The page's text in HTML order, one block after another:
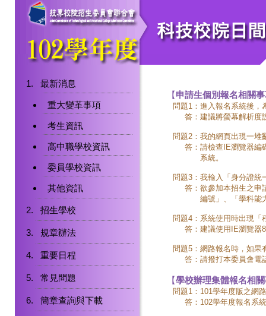
最新消息
重大變革事項
考生資訊
高中職學校資訊
委員學校資訊
其他資訊
招生學校
規章辦法
重要日程
常見問題
簡章查詢與下載
【申請生個別報名相關
問題1： 進入報名系統後，
答： 建議將螢幕解析度
問題2： 我的網頁出現一堆
答： 請檢查IE瀏覽器
系統。
問題3： 我輸入「身分證統
答： 欲參加本招生之申
編號」、「學科能
問題4： 系統使用時出現「
答： 建議使用IE瀏覽器
問題5： 網路報名時，如果
答： 請撥打本委員會電
【學校辦理集體報名相
問題1： 101學年度版之網
答： 102學年度報名系